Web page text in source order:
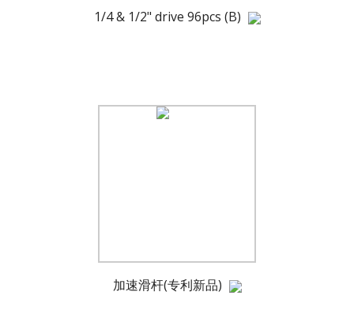
1/4 & 1/2" drive 96pcs (B)
加速滑杆(专利新品)